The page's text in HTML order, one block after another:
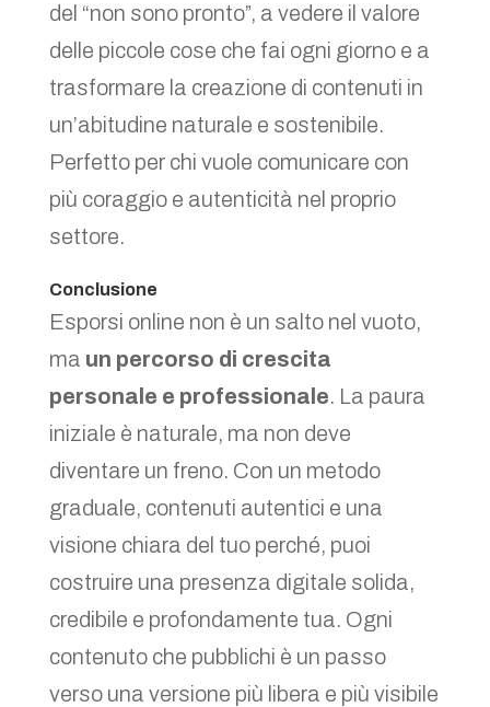
del “non sono pronto”, a vedere il valore
delle piccole cose che fai ogni giorno e a
trasformare la creazione di contenuti in
un’abitudine naturale e sostenibile.
Perfetto per chi vuole comunicare con
più coraggio e autenticità nel proprio
settore.
Conclusione
Esporsi online non è un salto nel vuoto,
ma un percorso di crescita
personale e professionale. La paura
iniziale è naturale, ma non deve
diventare un freno. Con un metodo
graduale, contenuti autentici e una
visione chiara del tuo perché, puoi
costruire una presenza digitale solida,
credibile e profondamente tua. Ogni
contenuto che pubblichi è un passo
verso una versione più libera e più visibile